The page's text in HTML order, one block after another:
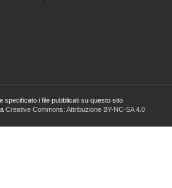
specificato i file pubblicati su questo sito
Creative Commons: Attribuzione BY-NC-SA 4.0